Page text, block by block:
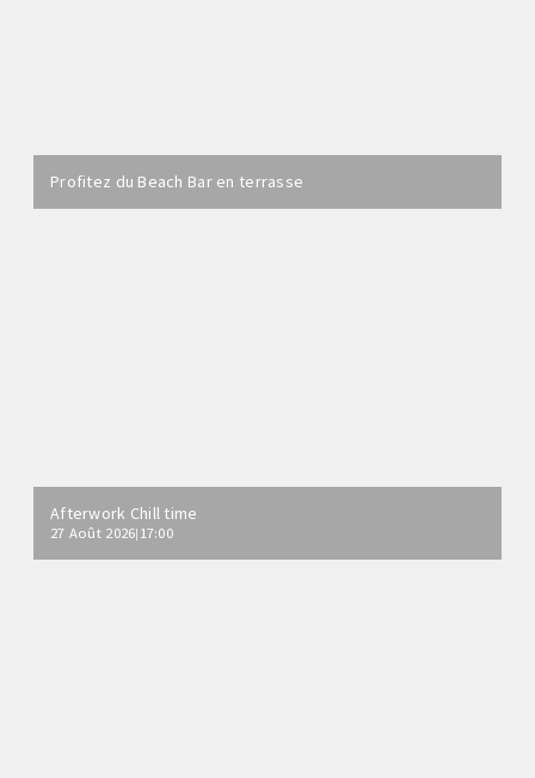
Profitez du Beach Bar en terrasse
Afterwork Chill time
27 Août 2026| 17:00